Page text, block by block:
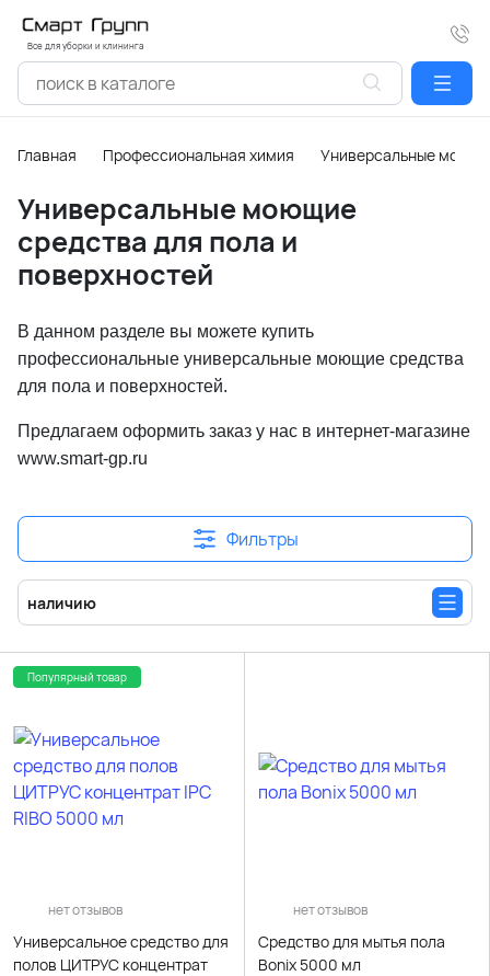
Все для уборки и клининга
Главная Профессиональная химия Универсальные
Универсальные моющие
средства для пола и
поверхностей
В данном разделе вы можете купить
профессиональные универсальные моющие средства
для пола и поверхностей.
Предлагаем оформить заказ у нас в интернет-магазине
www.smart-gp.ru
Фильтры
наличию
Популярный товар
нет отзывов
Универсальное средство для
полов ЦИТРУС концентрат
нет отзывов
Cредство для мытья пола
Bonix 5000 мл